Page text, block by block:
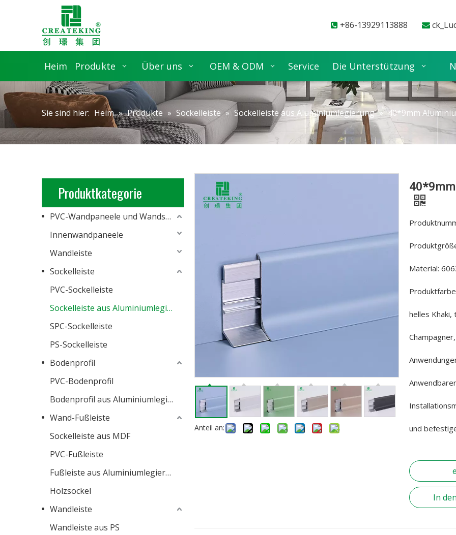
 +86-13929113888 
Heim Produkte Über uns OEM & ODM Service Die Unterstützung
Sie sind hier: Heim » Produkte » Sockelleiste » Sockelleiste aus Aluminiumlegierung » 40*9mm
Produktkategorie
PVC-Wandpaneele und Wandschalung
Innenwandpaneele
Wandleiste
Sockelleiste
PVC-Sockelleiste
Sockelleiste aus Aluminiumlegierung
SPC-Sockelleiste
PS-Sockelleiste
Bodenprofil
PVC-Bodenprofil
Bodenprofil aus Aluminiumlegierung
Wand-Fußleiste
Sockelleiste aus MDF
PVC-Fußleiste
Fußleiste aus Aluminiumlegierung
Holzsockel
Wandleiste
Wandleiste aus PS
Anteil an:
Material:
helles
und
In